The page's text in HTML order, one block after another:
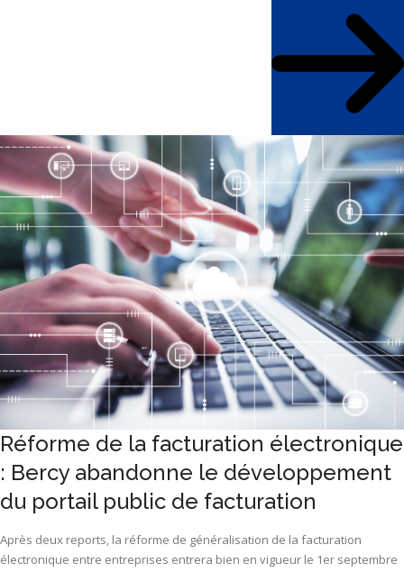
Réforme de la facturation électronique
: Bercy abandonne le développement
du portail public de facturation
Après deux reports, la réforme de généralisation de la facturation
électronique entre entreprises entrera bien en vigueur le 1er septembre